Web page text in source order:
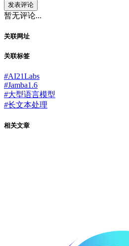
发表评论
暂无评论...
关联网址
关联标签
#AI21Labs
#Jamba1.6
#大型语言模型
#长文本处理
相关文章